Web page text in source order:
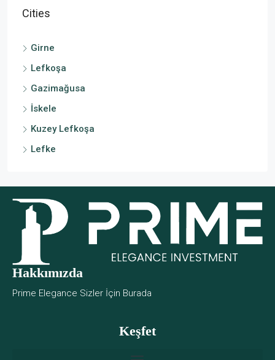
Cities
Girne
Lefkoşa
Gazimağusa
İskele
Kuzey Lefkoşa
Lefke
Hakkımızda
Prime Elegance Sizler İçin Burada
Keşfet